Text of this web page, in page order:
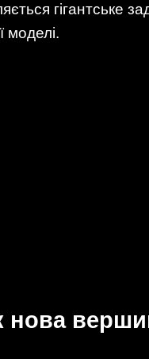
гігантське
моделі.
нова